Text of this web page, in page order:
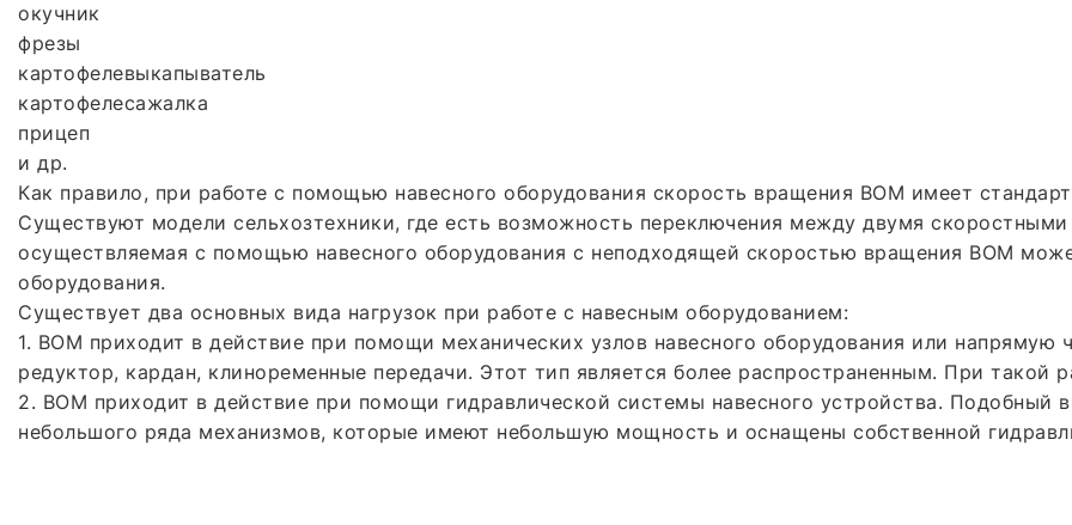
окучник
фрезы
картофелевыкапыватель
картофелесажалка
прицеп
и др.
Как правило, при работе с помощью навесного оборудования скорость вращения ВОМ имеет
Существуют модели сельхозтехники, где есть возможность переключения между двумя
осуществляемая с помощью навесного оборудования с неподходящей скоростью вращения ВОМ
оборудования.
Существует два основных вида нагрузок при работе с навесным оборудованием:
1. ВОМ приходит в действие при помощи механических узлов навесного оборудования или напрямую
редуктор, кардан, клиноременные передачи. Этот тип является более распространенным. При такой
2. ВОМ приходит в действие при помощи гидравлической системы навесного устройства. Подобный
небольшого ряда механизмов, которые имеют небольшую мощность и оснащены собственной